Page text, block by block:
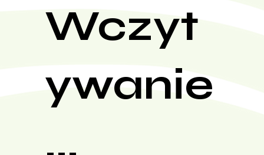
Wczyt
ywanie
...